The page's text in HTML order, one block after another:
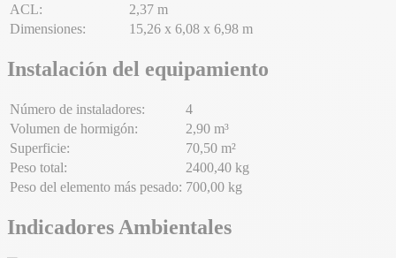
ACL:
2,37 m
Dimensiones:
15,26 x 6,08 x 6,98 m
Instalación del equipamiento
Número de instaladores:
4
Volumen de hormigón:
2,90 m³
Superficie:
70,50 m²
Peso total:
2400,40 kg
Peso del elemento más pesado: 700,00 kg
Indicadores Ambientales